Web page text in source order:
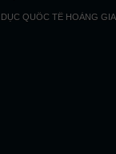
QUỐC TẾ HOÀNG GIA